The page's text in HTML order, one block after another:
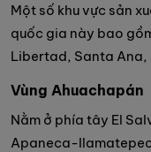
Một số khu vực sản
quốc gia này bao
Libertad, Santa Ana,
Vùng Ahuachapán
Nằm ở phía tây El
Apaneca-